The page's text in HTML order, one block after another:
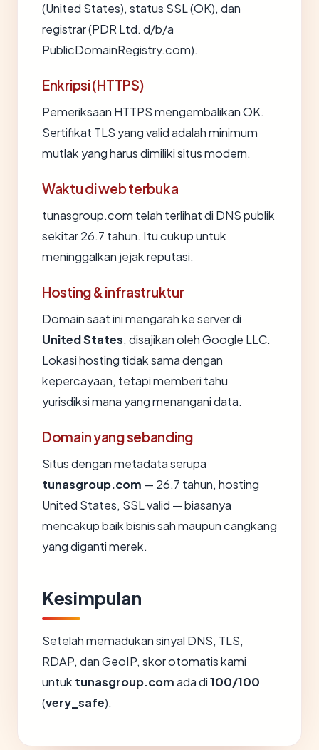
(United States), status SSL (OK), dan
registrar (PDR Ltd. d/b/a
PublicDomainRegistry.com).
Enkripsi (HTTPS)
Pemeriksaan HTTPS mengembalikan OK.
Sertifikat TLS yang valid adalah minimum
mutlak yang harus dimiliki situs modern.
Waktu di web terbuka
tunasgroup.com telah terlihat di DNS publik
sekitar 26.7 tahun. Itu cukup untuk
meninggalkan jejak reputasi.
Hosting & infrastruktur
Domain saat ini mengarah ke server di
United States, disajikan oleh Google LLC.
Lokasi hosting tidak sama dengan
kepercayaan, tetapi memberi tahu
yurisdiksi mana yang menangani data.
Domain yang sebanding
Situs dengan metadata serupa
tunasgroup.com — 26.7 tahun, hosting
United States, SSL valid — biasanya
mencakup baik bisnis sah maupun cangkang
yang diganti merek.
Kesimpulan
Setelah memadukan sinyal DNS, TLS,
RDAP, dan GeoIP, skor otomatis kami
untuk tunasgroup.comada di100/100
(very_safe).